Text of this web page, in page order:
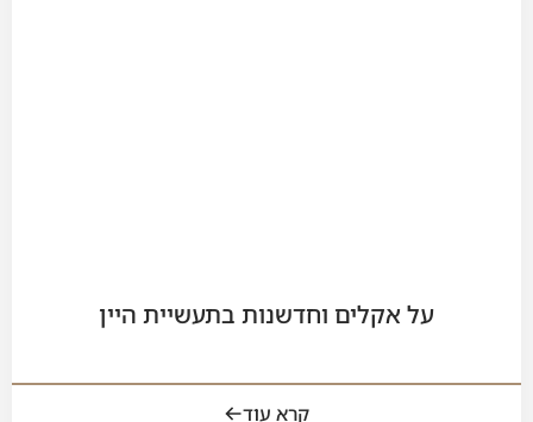
על אקלים וחדשנות בתעשיית היין
קרא עוד